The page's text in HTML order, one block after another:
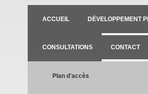
ACCUEIL DÉVELOPPEMENT
CONSULTATIONS CONTACT
Plan d'accès